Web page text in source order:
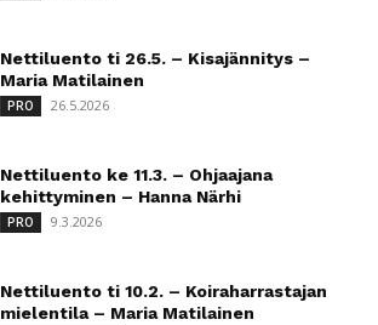
Nettiluento ti 26.5. – Kisajännitys –
Maria Matilainen
PRO 26.5.2026
Nettiluento ke 11.3. – Ohjaajana
kehittyminen – Hanna Närhi
PRO 9.3.2026
Nettiluento ti 10.2. – Koiraharrastajan
mielentila – Maria Matilainen